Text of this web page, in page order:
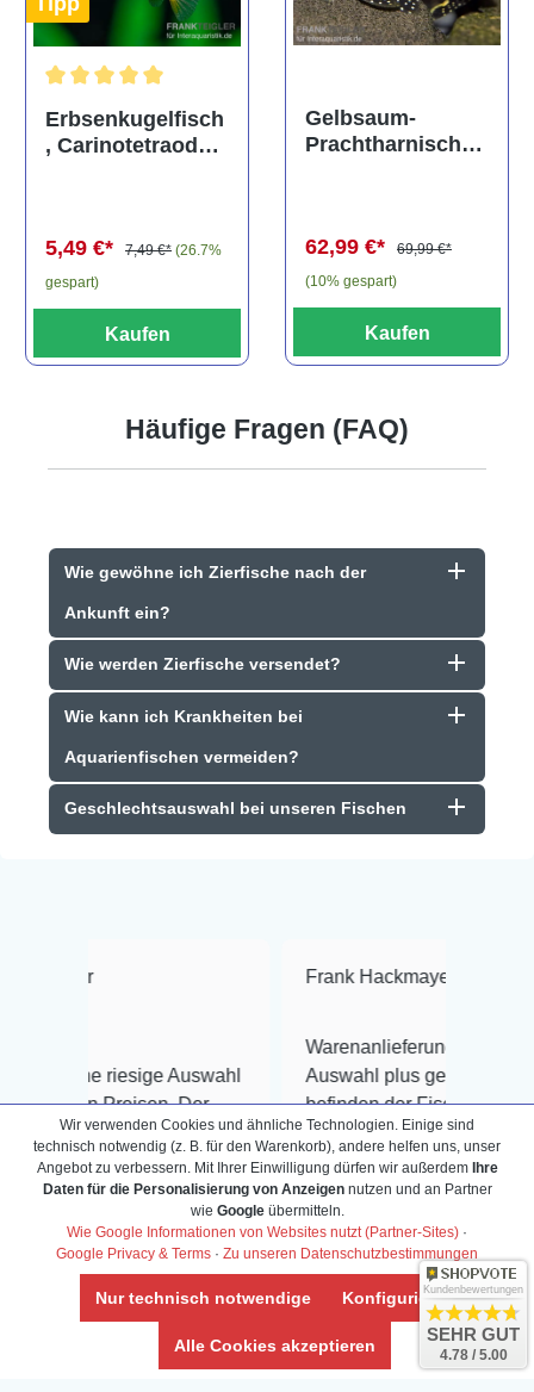
Durchschnittliche Bewertung von 5 von 5 Sternen
Erbsenkugelfisch
, Carinotetraodon
5,49 €* 7,49 €* (26.7%
gespart)
Kaufen
Gelbsaum-
Prachtharnischw
62,99 €*
69,99 €*
(10% gespart)
Kaufen
Häufige Fragen (FAQ)
Wie gewöhne ich Zierfische nach der
Ankunft ein?
Wie werden Zierfische versendet?
Wie kann ich Krankheiten bei
Aquarienfischen vermeiden?
Geschlechtsauswahl bei unseren Fischen
Auswahl
Der
noch
und
Frank Hackmayer ★★★★
Warenanlieferung Top und die
Auswahl plus gesundheitliches
befinden der Fische einwandfrei.
Alles ist quick lebendig und im
super Zustand. Gerne wieder 😃
Veröffentlicht auf Google
Wir verwenden Cookies und ähnliche Technologien. Einige sind
technisch notwendig (z. B. für den Warenkorb), andere helfen uns, unser
Angebot zu verbessern. Mit Ihrer Einwilligung dürfen wir außerdem Ihre
Daten für die Personalisierung von Anzeigennutzen und an Partner
wie Googleübermitteln.
Wie Google Informationen von Websites nutzt (Partner-Sites) ·
Google Privacy & Terms · Zu unseren Datenschutzbestimmungen
Nur technisch notwendige Konfigurieren
Alle Cookies akzeptieren
Kundenbewertungen
SEHR GUT
4.78 / 5.00